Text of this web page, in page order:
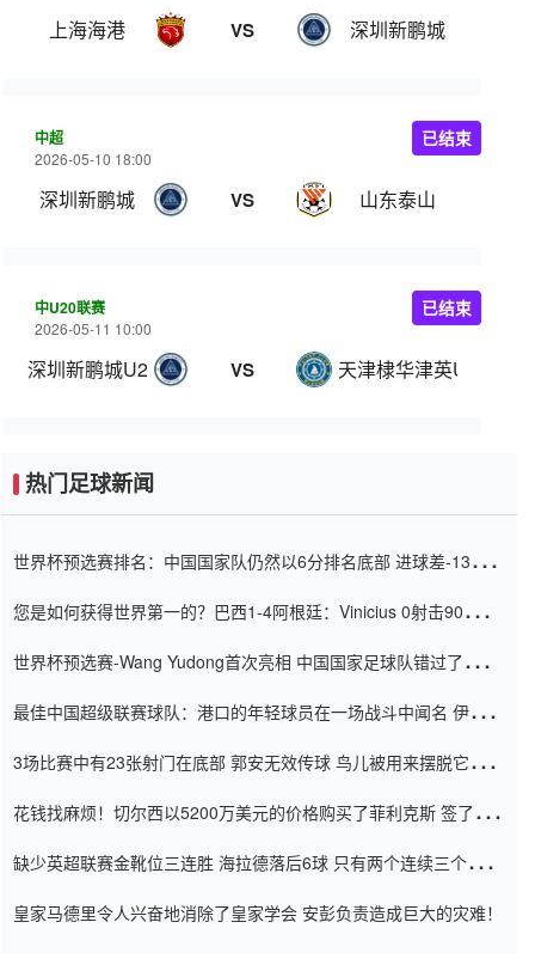
上海海港 VS 深圳新鹏城
中超
2026-05-10 18:00
深圳新鹏城 VS 山东泰山
已结束
中U20联赛
2026-05-11 10:00
深圳新鹏城U20 VS 天津棣华津英U20
已结束
热门足球新闻
世界杯预选赛排名：中国国家队仍然以6分排名底部 进球差-13令人
您是如何获得世界第一的？巴西1-4阿根廷：Vinicius 0射击90分钟
世界杯预选赛-Wang Yudong首次亮相 中国国家足球队错过了世界
最佳中国超级联赛球队：港口的年轻球员在一场战斗中闻名 伊万放
3场比赛中有23张射门在底部 郭安无效传球 鸟儿被用来摆脱它
花钱找麻烦！切尔西以5200万美元的价格购买了菲利克斯 签了7年
缺少英超联赛金靴位三连胜 海拉德落后6球 只有两个连续三个连续
皇家马德里令人兴奋地消除了皇家学会 安彭负责造成巨大的灾难！